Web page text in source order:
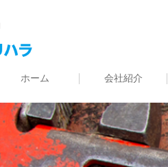
ホーム 会社紹介